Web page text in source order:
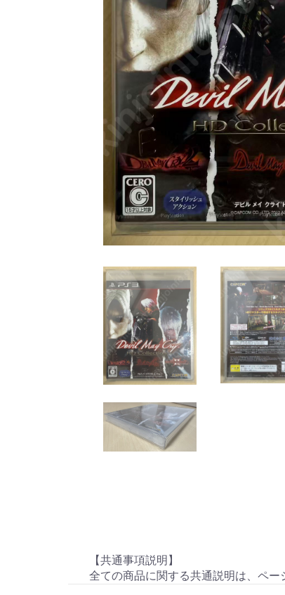
【共通事項説明】
全ての商品に関する共通説明は、ペ